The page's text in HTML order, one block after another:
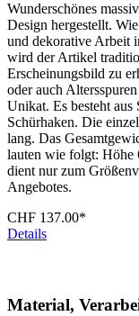
Wunderschönes
Design hergestellt.
und dekorative Arbeit
wird der Artikel
Erscheinungsbild zu
oder auch
Unikat. Es besteht aus
Schürhaken. Die
lang. Das
lauten wie folgt: Höhe
dient nur zum
Angebotes.
CHF 137.00*
Details
Material,